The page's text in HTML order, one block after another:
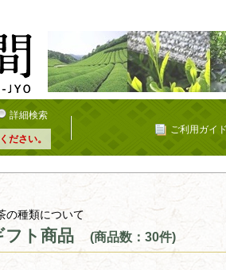
詳細検索
ださい。
ご利用ガイド
の種類について
フト商品 (商品数：30件)